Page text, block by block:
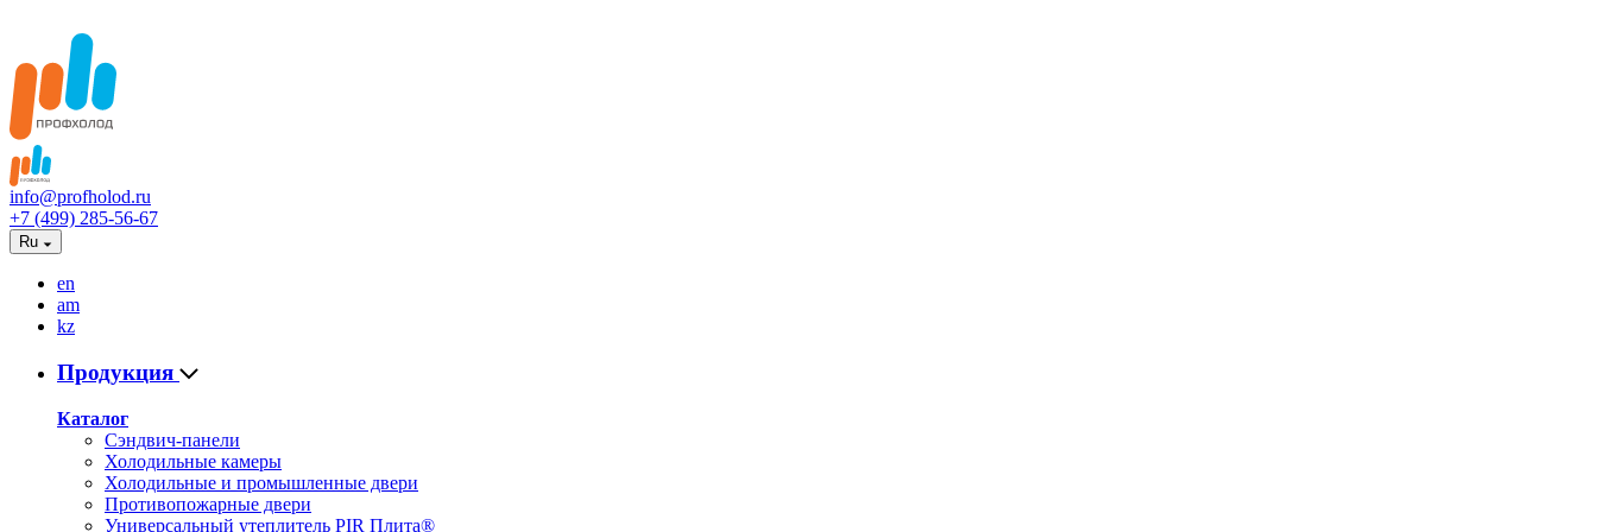
info@profholod.ru
+7 (499) 285-56-67
Ru
en
am
kz
Продукция
Каталог
Сэндвич-панели
Холодильные камеры
Холодильные и промышленные двери
Противопожарные двери
Универсальный утеплитель PIR Плита®